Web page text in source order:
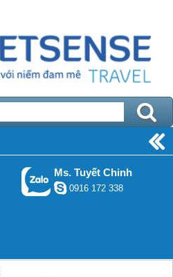
Ms. Tuyết Chinh
0916 172 338